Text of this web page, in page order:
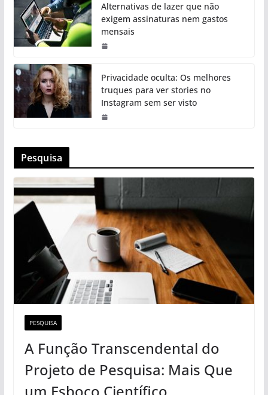
Alternativas de lazer que não
exigem assinaturas nem gastos
mensais
Privacidade oculta: Os melhores
truques para ver stories no
Instagram sem ser visto
Pesquisa
PESQUISA
A Função Transcendental do
Projeto de Pesquisa: Mais Que
um Esboço Científico